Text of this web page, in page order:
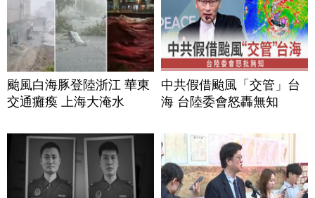
颱風白海豚登陸浙江 華東
交通癱瘓 上海大淹水
中共假借颱風「交管」台
海 台陸委會怒轟無知